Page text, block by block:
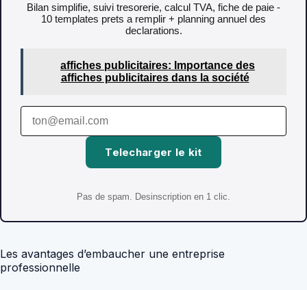
Bilan simplifie, suivi tresorerie, calcul TVA, fiche de paie -
10 templates prets a remplir + planning annuel des
declarations.
affiches publicitaires: Importance des
affiches publicitaires dans la société
Telecharger le kit
Pas de spam. Desinscription en 1 clic.
Les avantages d’embaucher une entreprise
professionnelle